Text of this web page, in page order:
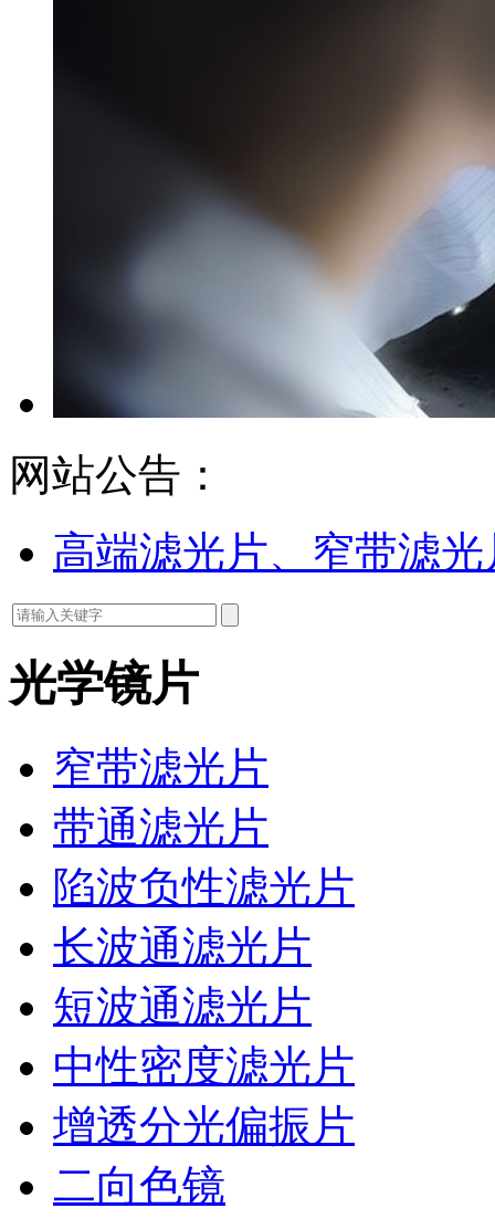
网站公告：
高端滤光片、窄带滤
光学镜片
窄带滤光片
带通滤光片
陷波负性滤光片
长波通滤光片
短波通滤光片
中性密度滤光片
增透分光偏振片
二向色镜